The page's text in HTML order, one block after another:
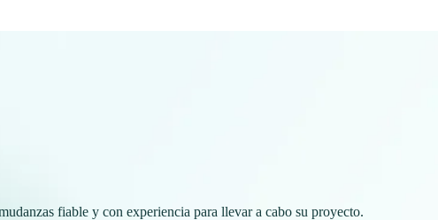
fiable y con experiencia para llevar a cabo su proyecto.